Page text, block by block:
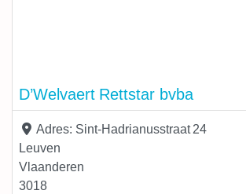
D’Welvaert Rettstar bvba
Adres: Sint-Hadrianusstraat 24
Leuven
Vlaanderen
3018